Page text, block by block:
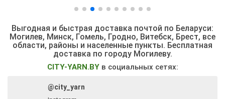
Выгодная и быстрая доставка почтой по Беларуси:
Могилев, Минск, Гомель, Гродно, Витебск, Брест, все
области, районы и населенные пункты. Бесплатная
доставка по городу Могилеву.
CITY-YARN.BYв социальных сетях:
@city_yarn